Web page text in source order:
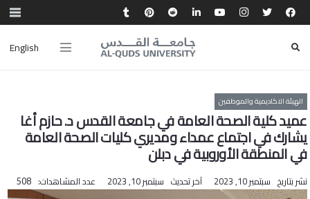
English
الهيئة الاكاديمية والموظفين
عميد كلية الصحة العامة في جامعة القدس د. حازم أغا
يشارك في اجتماع عمداء ومديري كليات الصحة العامة
في المنطقة الأوروبية في دبلن
نشر بتاريخ سبتمبر 10, 2023 آخر تحديث سبتمبر 10, 2023 عدد المشاهدات: 508